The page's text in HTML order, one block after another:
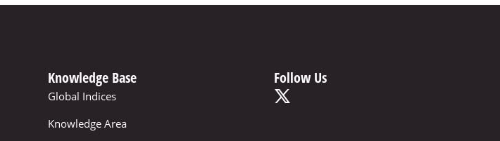
Knowledge Base
Global Indices
Knowledge Area
Follow Us